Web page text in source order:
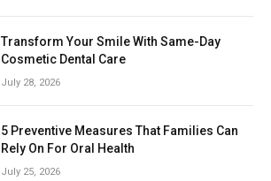
Transform Your Smile With Same-Day
Cosmetic Dental Care
July 28, 2026
5 Preventive Measures That Families Can
Rely On For Oral Health
July 25, 2026